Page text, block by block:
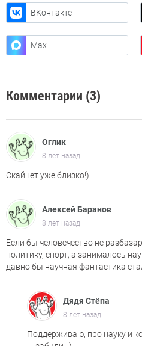
ВКонтакте
Max
Комментарии (3)
Оглик
8 лет назад
Скайнет уже близко!)
Алексей Баранов
8 лет назад
Если бы человечество не
политику, спорт, а занималось
давно бы научная фантастика
Дядя Стёпа
8 лет назад
Поддерживаю, про науку и